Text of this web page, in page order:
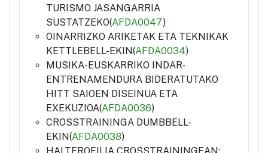
TURISMO JASANGARRIA
SUSTATZEKO(AFDA0047)
OINARRIZKO ARIKETAK ETA TEKNIKAK
KETTLEBELL-EKIN(AFDA0034)
MUSIKA-EUSKARRIKO INDAR-
ENTRENAMENDURA BIDERATUTAKO
HITT SAIOEN DISEINUA ETA
EXEKUZIOA(AFDA0036)
CROSSTRAININGA DUMBBELL-
EKIN(AFDA0038)